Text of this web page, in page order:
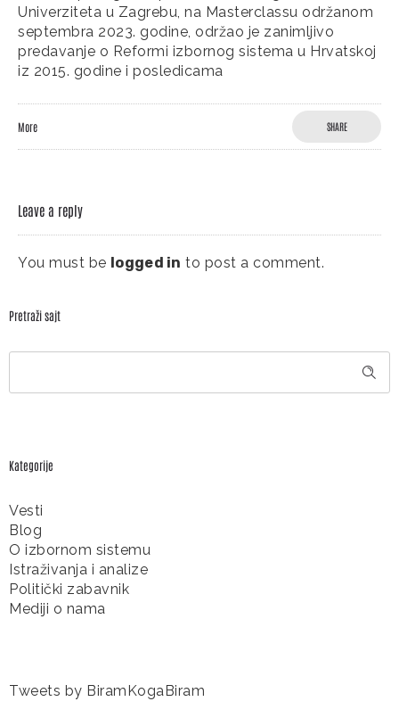
Univerziteta u Zagrebu, na Masterclassu održanom
septembra 2023. godine, održao je zanimljivo
predavanje o Reformi izbornog sistema u Hrvatskoj
iz 2015. godine i posledicama
More SHARE
Leave a reply
You must be logged in to post a comment.
Pretraži sajt
Kategorije
Vesti
Blog
O izbornom sistemu
Istraživanja i analize
Politički zabavnik
Mediji o nama
Tweets by BiramKogaBiram